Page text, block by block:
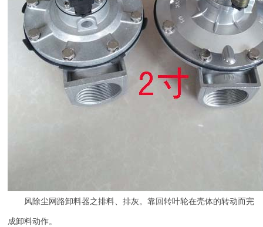
风除尘网路卸料器之排料、排灰。靠回转叶轮在壳体的转动而完
成卸料动作。